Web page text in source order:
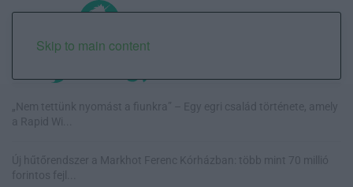
Skip to main content
„Nem tettünk nyomást a fiunkra” – Egy egri család története, amely
a Rapid Wi...
Új hűtőrendszer a Markhot Ferenc Kórházban: több mint 70 millió
forintos fejl...